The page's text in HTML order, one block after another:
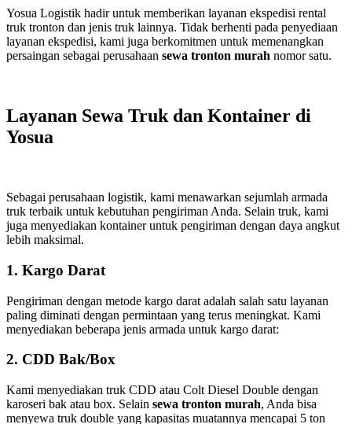
Yosua Logistik hadir untuk memberikan layanan ekspedisi rental
truk tronton dan jenis truk lainnya. Tidak berhenti pada penyediaan
layanan ekspedisi, kami juga berkomitmen untuk memenangkan
persaingan sebagai perusahaan sewa tronton murah nomor satu.
Layanan Sewa Truk dan Kontainer di
Yosua
Sebagai perusahaan logistik, kami menawarkan sejumlah armada
truk terbaik untuk kebutuhan pengiriman Anda. Selain truk, kami
juga menyediakan kontainer untuk pengiriman dengan daya angkut
lebih maksimal.
1. Kargo Darat
Pengiriman dengan metode kargo darat adalah salah satu layanan
paling diminati dengan permintaan yang terus meningkat. Kami
menyediakan beberapa jenis armada untuk kargo darat:
2. CDD Bak/Box
Kami menyediakan truk CDD atau Colt Diesel Double dengan
karoseri bak atau box. Selain sewa tronton murah, Anda bisa
menyewa truk double yang kapasitas muatannya mencapai 5 ton